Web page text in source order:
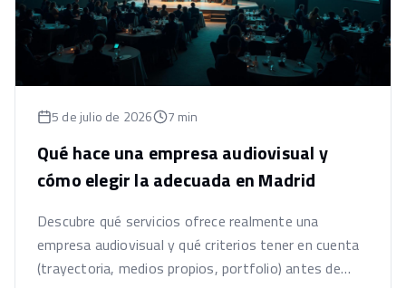
5 de julio de 2026 7 min
Qué hace una empresa audiovisual y
cómo elegir la adecuada en Madrid
Descubre qué servicios ofrece realmente una
empresa audiovisual y qué criterios tener en cuenta
(trayectoria, medios propios, portfolio) antes de